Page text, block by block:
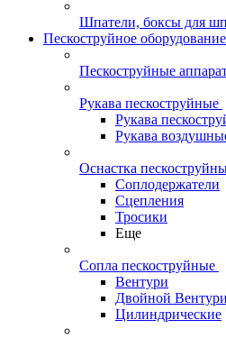
Шпатели, боксы для
Пескоструйное оборудование
Пескоструйные
Рукава пескоструйные
Рукава
Рукава
Оснастка
Соплодержатели
Сцепления
Тросики
Еще
Сопла пескоструйные
Вентури
Двойной Вентури
Цилиндрические